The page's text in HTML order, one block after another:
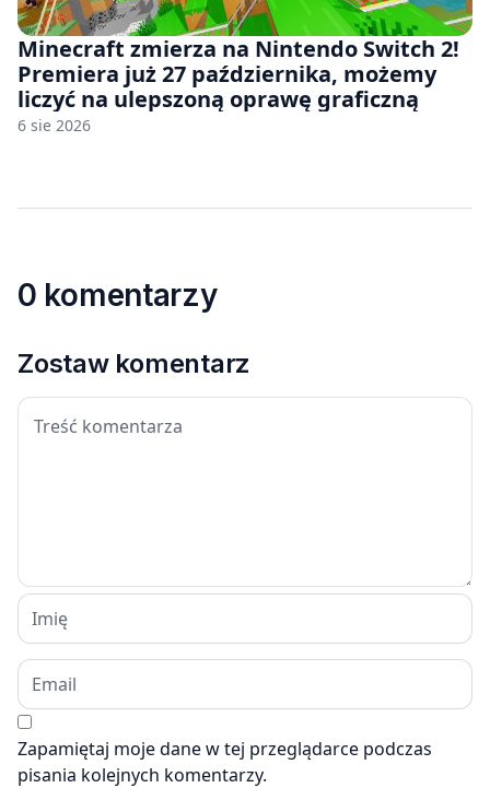
Minecraft zmierza na Nintendo Switch 2!
Premiera już 27 października, możemy
liczyć na ulepszoną oprawę graficzną
6 sie 2026
0 komentarzy
Zostaw komentarz
Zapamiętaj moje dane w tej przeglądarce podczas
pisania kolejnych komentarzy.